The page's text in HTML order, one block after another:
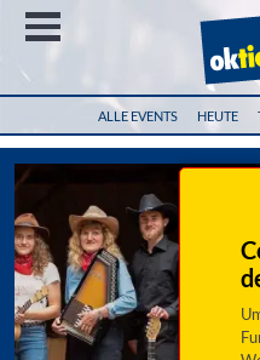
ALLE EVENTS HEUTE